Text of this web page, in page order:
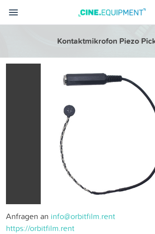
Kontaktmikrofon Piezo
Anfragen an info@orbitfilm.rent
https://orbitfilm.rent